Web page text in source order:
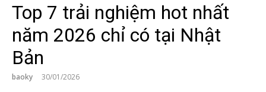
Top 7 trải nghiệm hot nhất
năm 2026 chỉ có tại Nhật
Bản
baoky 30/01/2026